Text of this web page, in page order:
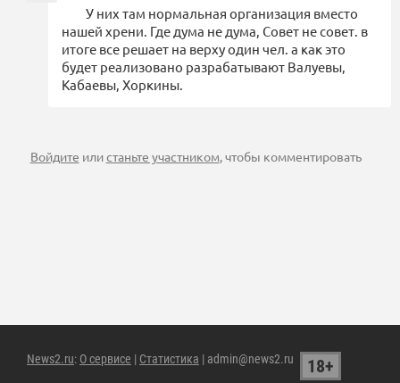
У них там нормальная организация вместо
нашей хрени. Где дума не дума, Совет не совет. в
итоге все решает на верху один чел. а как это
будет реализовано разрабатывают Валуевы,
Кабаевы, Хоркины.
Войдите илистаньте участником, чтобы комментировать
News2.ru: О сервисе | Статистика | admin@news2.ru 18+